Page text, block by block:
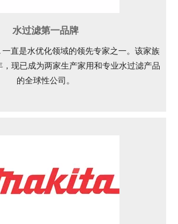
水过滤第一品牌
一直是水优化领域的领先专家之一。该家族
，现已成为两家生产家用和专业水过滤产品
的全球性公司。